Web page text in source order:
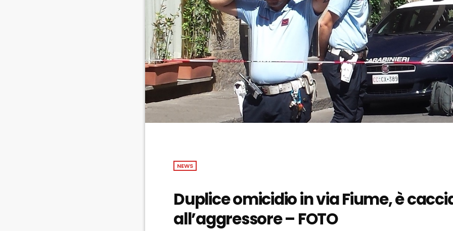
NEWS
Duplice omicidio in via Fiume, è
all’aggressore – FOTO